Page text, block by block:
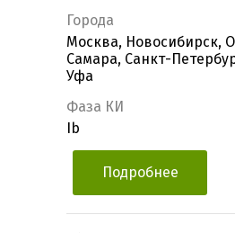
Города
Москва, Новосибирск,
Самара, Санкт-
Уфа
Фаза КИ
Ib
Подробнее